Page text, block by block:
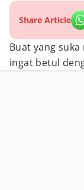
Share Article
Buat yang
ingat betul